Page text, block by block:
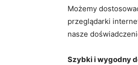
Możemy
przeglądarki
nasze
Szybki i wygodny